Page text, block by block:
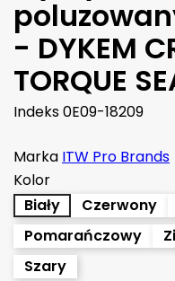
- DYKEM
TORQUE
Indeks0E09-18209
Marka ITW Pro Brands
Kolor
Biały
Czerwony
Pomarańczowy
Szary